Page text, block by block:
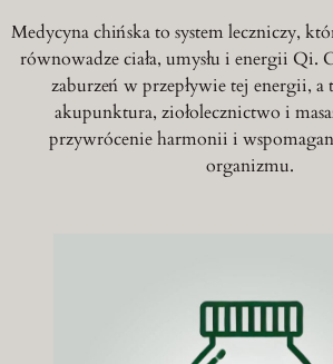
Medycyna chińska to system leczniczy,
równowadze ciała, umysłu i energii Qi.
zaburzeń w przepływie tej energii, a
akupunktura, ziołolecznictwo i
przywrócenie harmonii i
organizmu.